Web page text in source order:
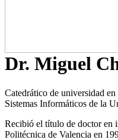
Dr. Miguel
Catedrático de universidad
Sistemas Informáticos de la
Recibió el título de doctor en
Politécnica de Valencia en